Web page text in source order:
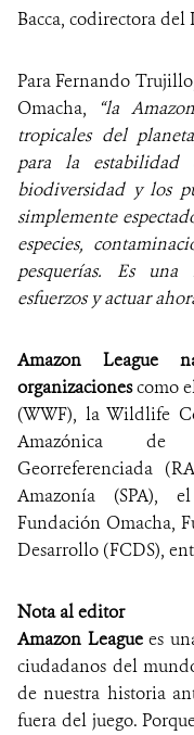
Bacca, codirectora
Para Fernando
Omacha,
“la
tropicales del
para la estabilidad
biodiversidad y los
simplemente
especies,
pesquerías. Es una
esfuerzos y actuar
Amazon League
organizacionescomo
(WWF), la Wildlife
Amazónica de
Georreferenciada
Amazonía (SPA),
Fundación Omacha,
Desarrollo (FCDS),
Nota al editor
Amazon Leaguees
ciudadanos del
de nuestra historia
fuera del juego.